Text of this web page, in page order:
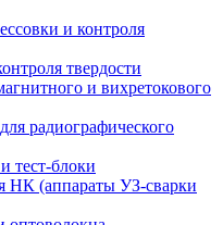
и контроля
твердости
и вихретокового
радиографического
тест-блоки
НК (аппараты УЗ-сварки